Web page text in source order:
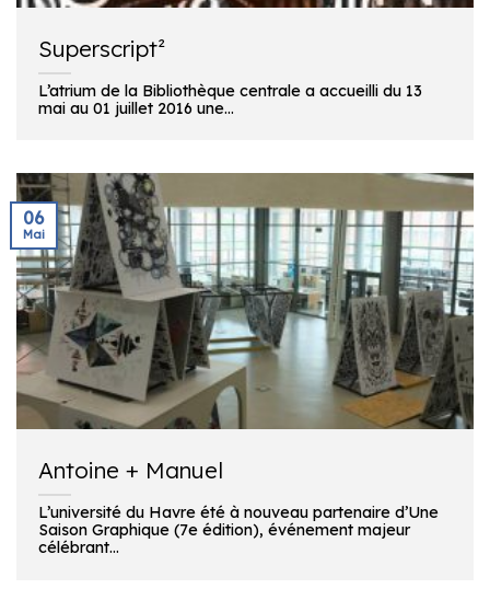
Superscript²
L’atrium de la Bibliothèque centrale a accueilli du 13
mai au 01 juillet 2016 une...
Antoine + Manuel
L’université du Havre été à nouveau partenaire d’Une
Saison Graphique (7e édition), événement majeur
célébrant...
06
Mai